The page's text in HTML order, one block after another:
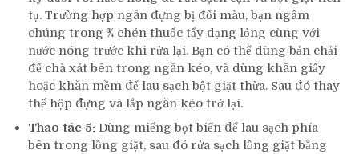
tụ. Trường hợp ngăn đựng bị đổi màu, bạn ngâm
chúng trong ¾ chén thuốc tẩy dạng lỏng cùng với
nước nóng trước khi rửa lại. Bạn có thể dùng bản chải
để chà xát bên trong ngăn kéo, và dùng khăn giấy
hoặc khăn mềm để lau sạch bột giặt thừa. Sau đó thay
thế hộp đựng và lắp ngăn kéo trở lại.
Thao tác 5: Dùng miếng bọt biển để lau sạch phía
bên trong lồng giặt, sau đó rửa sạch lồng giặt bằng